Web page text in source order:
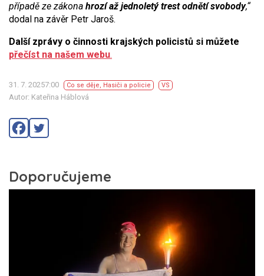
případě ze zákona hrozí až jednoletý trest odnětí svobody,“
dodal na závěr Petr Jaroš.
Další zprávy o činnosti krajských policistů si můžete
přečíst na našem webu.
31. 7. 20257:00 Co se děje, Hasiči a policie VS
Autor: Kateřina Háblová